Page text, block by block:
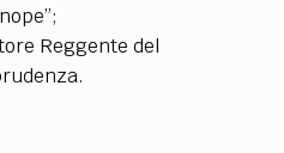
Reggente del